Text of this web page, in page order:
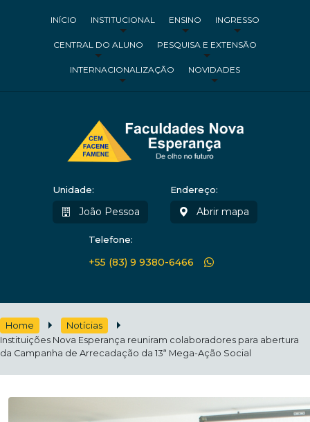
INÍCIO INSTITUCIONAL ENSINO INGRESSO
CENTRAL DO ALUNO PESQUISA E EXTENSÃO
INTERNACIONALIZAÇÃO NOVIDADES
Unidade:
João Pessoa
Endereço:
Abrir mapa
Telefone:
+55 (83) 9 9380-6466
Home
Notícias
Instituições Nova Esperança reuniram colaboradores para abertura
da Campanha de Arrecadação da 13ª Mega-Ação Social